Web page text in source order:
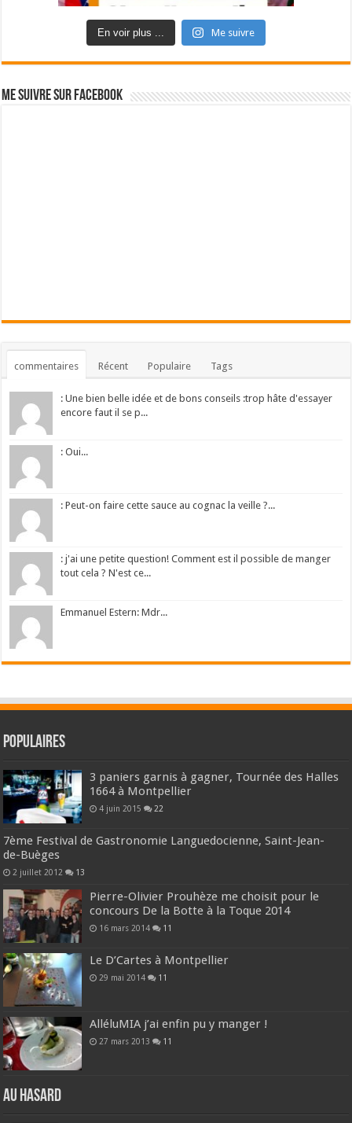
En voir plus ... Me suivre
Me suivre sur Facebook
commentaires Récent Populaire Tags
: Une bien belle idée et de bons conseils :trop hâte d'essayer
encore faut il se p...
: Oui...
: Peut-on faire cette sauce au cognac la veille ?...
: j'ai une petite question! Comment est il possible de manger
tout cela ? N'est ce...
Emmanuel Estern: Mdr...
Populaires
3 paniers garnis à gagner, Tournée des Halles
1664 à Montpellier
4 juin 2015 22
7ème Festival de Gastronomie Languedocienne, Saint-Jean-
de-Buèges
2 juillet 2012 13
Pierre-Olivier Prouhèze me choisit pour le
concours De la Botte à la Toque 2014
16 mars 2014 11
Le D’Cartes à Montpellier
29 mai 2014 11
AlléluMIA j’ai enfin pu y manger !
27 mars 2013 11
Au hasard